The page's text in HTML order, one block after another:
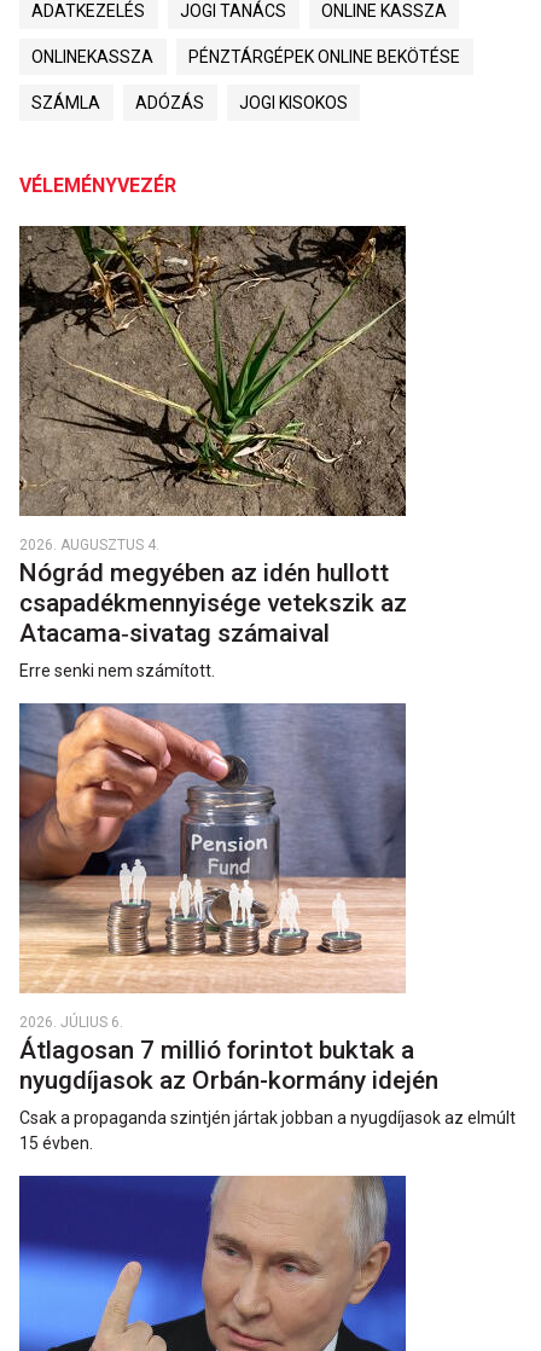
ADATKEZELÉS JOGI TANÁCS ONLINE KASSZA
ONLINEKASSZA PÉNZTÁRGÉPEK ONLINE BEKÖTÉSE
SZÁMLA ADÓZÁS JOGI KISOKOS
VÉLEMÉNYVEZÉR
2026. AUGUSZTUS 4.
Nógrád megyében az idén hullott
csapadékmennyisége vetekszik az
Atacama‑sivatag számaival
Erre senki nem számított.
2026. JÚLIUS 6.
Átlagosan 7 millió forintot buktak a
nyugdíjasok az Orbán-kormány idején
Csak a propaganda szintjén jártak jobban a nyugdíjasok az elmúlt
15 évben.